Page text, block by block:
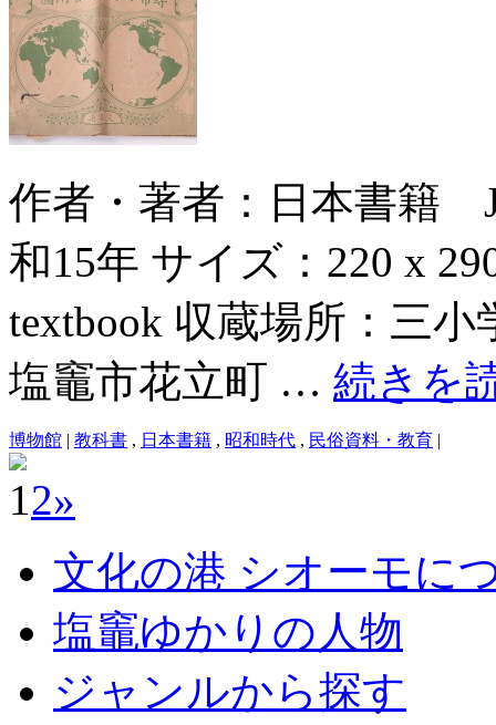
作者・著者：日本書籍
和15年 サイズ：220 x
textbook 収蔵場所：三
塩竈市花立町 … 続きを
博物館 | 教科書 , 日本書籍 , 昭和時代 , 民俗資料・教育 |
12»
文化の港 シオーモに
塩竈ゆかりの人物
ジャンルから探す